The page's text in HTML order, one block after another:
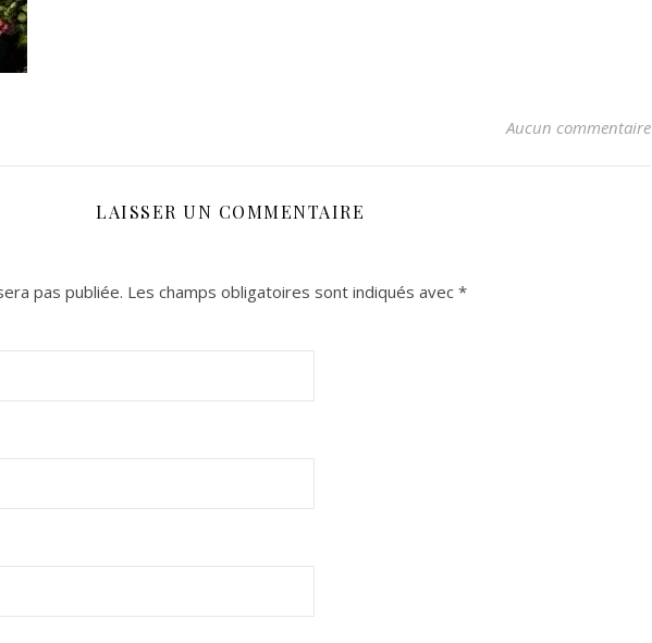
Aucun commentaire
LAISSER UN COMMENTAIRE
pas publiée. Les champs obligatoires sont indiqués avec *